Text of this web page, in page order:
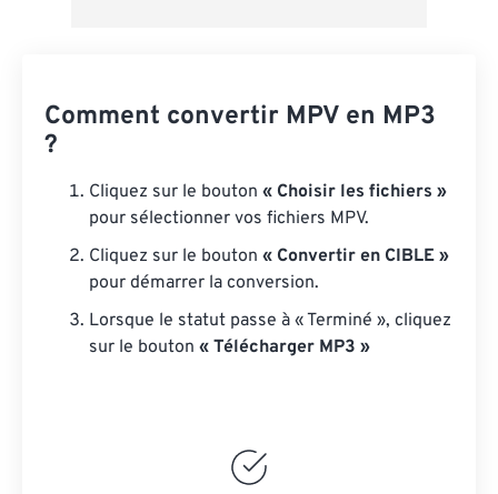
Comment convertir MPV en MP3
?
Cliquez sur le bouton « Choisir les fichiers »
pour sélectionner vos fichiers MPV.
Cliquez sur le bouton « Convertir en CIBLE »
pour démarrer la conversion.
Lorsque le statut passe à « Terminé », cliquez
sur le bouton « Télécharger MP3 »